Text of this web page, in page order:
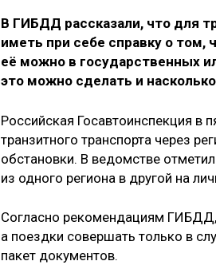
В ГИБДД рассказали, что для
иметь при себе справку о том,
её можно в государственных
это можно сделать и
Российская Госавтоинспекция в
транзитного транспорта через
обстановки. В ведомстве
из одного региона в другой на
Согласно рекомендациям ГИБДД,
а поездки совершать только в
пакет документов.